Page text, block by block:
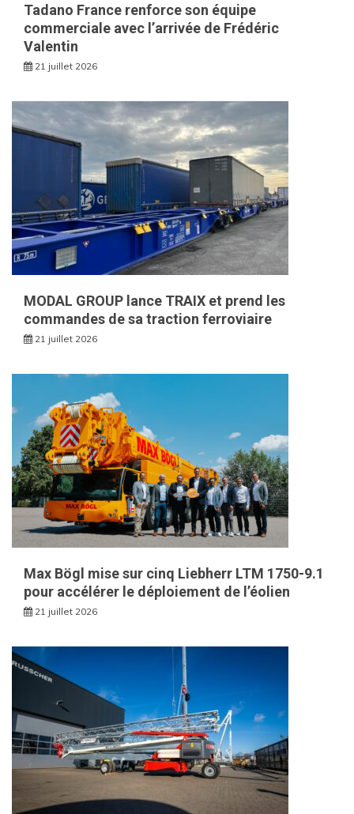
Tadano France renforce son équipe
commerciale avec l’arrivée de Frédéric
Valentin
21 juillet 2026
MODAL GROUP lance TRAIX et prend les
commandes de sa traction ferroviaire
21 juillet 2026
Max Bögl mise sur cinq Liebherr LTM 1750-9.1
pour accélérer le déploiement de l’éolien
21 juillet 2026